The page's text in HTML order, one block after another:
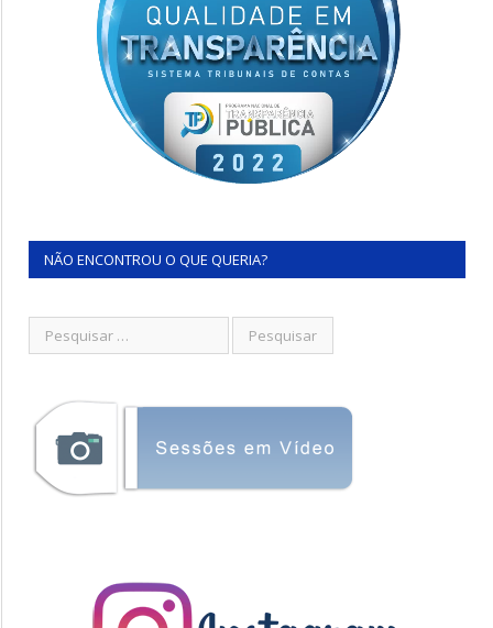
NÃO ENCONTROU O QUE QUERIA?